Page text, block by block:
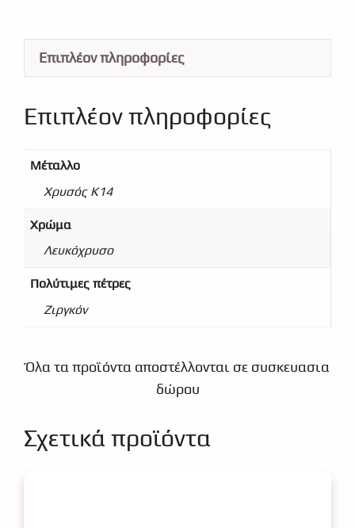
Επιπλέον πληροφορίες
Επιπλέον πληροφορίες
Μέταλλο
Χρυσός Κ14
Χρώμα
Λευκόχρυσο
Πολύτιμες πέτρες
Ζιργκόν
Όλα τα προϊόντα αποστέλλονται σε συσκευασια
δώρου
Σχετικά προϊόντα